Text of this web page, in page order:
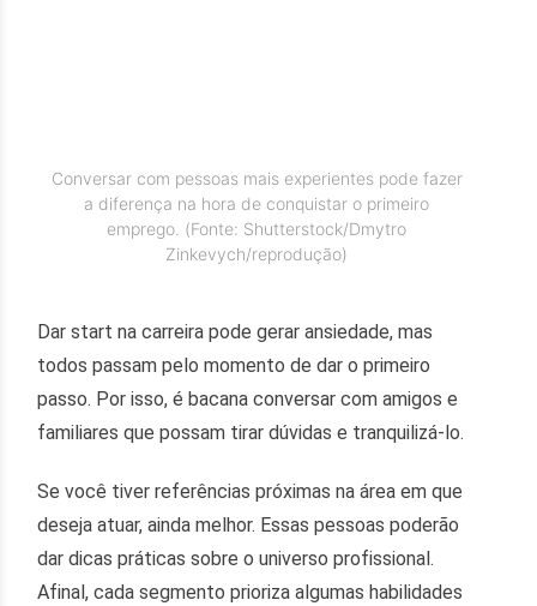
Conversar com pessoas mais experientes pode fazer
a diferença na hora de conquistar o primeiro
emprego. (Fonte: Shutterstock/Dmytro
Zinkevych/reprodução)
Dar start na carreira pode gerar ansiedade, mas
todos passam pelo momento de dar o primeiro
passo. Por isso, é bacana conversar com amigos e
familiares que possam tirar dúvidas e tranquilizá-lo.
Se você tiver referências próximas na área em que
deseja atuar, ainda melhor. Essas pessoas poderão
dar dicas práticas sobre o universo profissional.
Afinal, cada segmento prioriza algumas habilidades